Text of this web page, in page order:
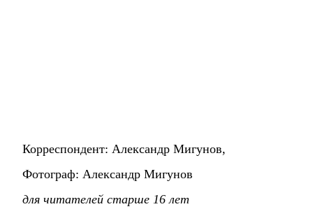
Корреспондент: Александр Мигунов,
Фотограф: Александр Мигунов
для читателей старше 16 лет